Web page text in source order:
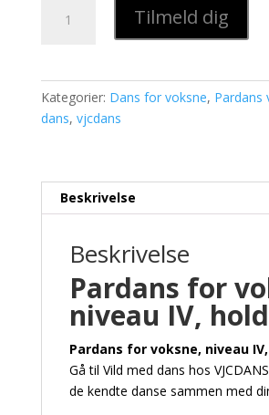
hold
Tilmeld dig
Kategorier: Dans for voksne, Pardans
dans, vjcdans
Beskrivelse
Beskrivelse
Pardans for
niveau IV,
Pardans for voksne, niveau
Gå til Vild med dans hos
de kendte danse sammen med